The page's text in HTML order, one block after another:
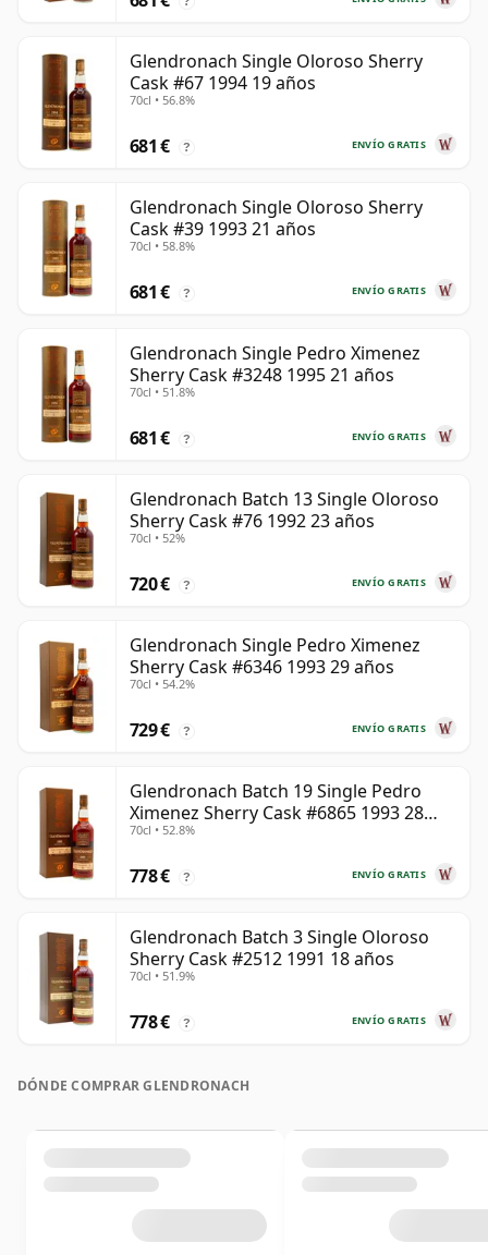
Glendronach Single Oloroso Sherry
Cask #67 1994 19 años
70cl • 56.8%
ENVÍO GRATIS
681 € ?
Glendronach Single Oloroso Sherry
Cask #39 1993 21 años
70cl • 58.8%
ENVÍO GRATIS
681 € ?
Glendronach Single Pedro Ximenez
Sherry Cask #3248 1995 21 años
70cl • 51.8%
ENVÍO GRATIS
681 € ?
Glendronach Batch 13 Single Oloroso
Sherry Cask #76 1992 23 años
70cl • 52%
ENVÍO GRATIS
720 € ?
Glendronach Single Pedro Ximenez
Sherry Cask #6346 1993 29 años
70cl • 54.2%
ENVÍO GRATIS
729 € ?
Glendronach Batch 19 Single Pedro
Ximenez Sherry Cask #6865 1993 28
años
70cl • 52.8%
ENVÍO GRATIS
778 € ?
Glendronach Batch 3 Single Oloroso
Sherry Cask #2512 1991 18 años
70cl • 51.9%
ENVÍO GRATIS
778 € ?
DÓNDE COMPRAR GLENDRONACH